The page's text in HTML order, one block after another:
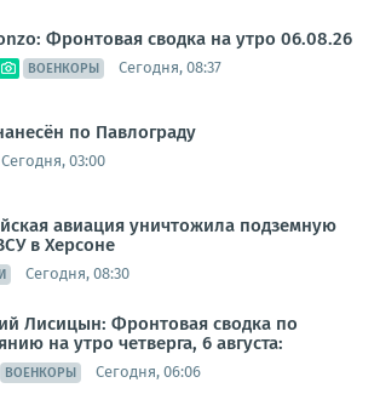
Фронтовая сводка на утро 06.08.26
ВОЕНКОРЫ Сегодня, 08:37
по Павлограду
Сегодня, 03:00
авиация уничтожила подземную
в Херсоне
Сегодня, 08:30
Лисицын: Фронтовая сводка по
на утро четверга, 6 августа:
ВОЕНКОРЫ Сегодня, 06:06